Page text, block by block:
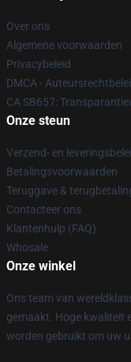
Over ons
Algemene voorwaarden
Privacybeleid
DMCA -
CA SB657:
Onze steun
Verzend- en
Betalingsvoorwaarden
Teruggave &
Contacteer ons
Klantenhulp (FAQ)
Whosale
Onze winkel
Ons team van
gemaakt. Hoge kwaliteit
worden gebruikt om uw